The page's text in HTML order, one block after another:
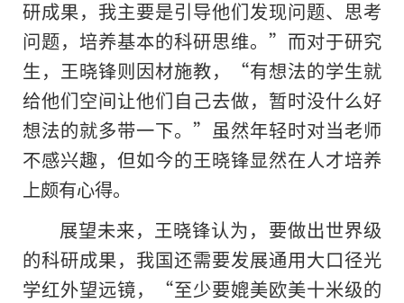
研成果，我主要是引导他们发现问题、思考
问题，培养基本的科研思维。”而对于研究
生，王晓锋则因材施教，“有想法的学生就
给他们空间让他们自己去做，暂时没什么好
想法的就多带一下。”虽然年轻时对当老师
不感兴趣，但如今的王晓锋显然在人才培养
上颇有心得。
展望未来，王晓锋认为，要做出世界级
的科研成果，我国还需要发展通用大口径光
学红外望远镜，“至少要媲美欧美十米级的